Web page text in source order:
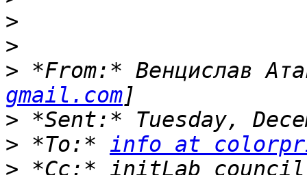
>
>
> *From:* Венцислав
gmail.com
>
> *To:* info at
>